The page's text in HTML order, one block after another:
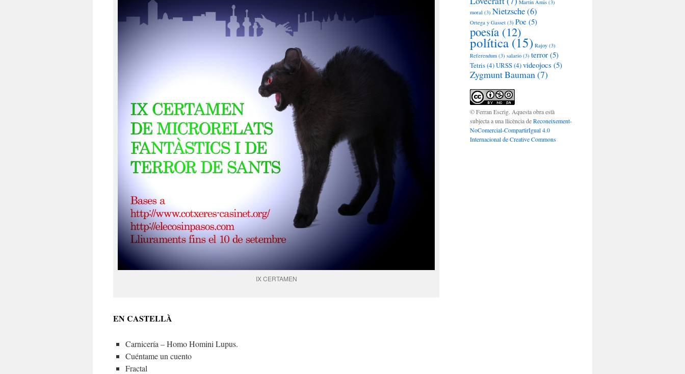
IX CERTAMEN
EN CASTELLÀ
Carnicería – Homo Homini Lupus.
Cuéntame un cuento
Fractal
Martin Amis (3)
moral (3) Nietzsche(6)
Ortega y Gasset (3) Poe (5)
poesía (12)
política (15) Rajoy (3)
Referendum (3) salario (3) terror (5)
Tetris(4)URSS(4)videojocs (5)
Zygmunt Bauman(7)
© Ferran Escrig. Aquesta obra està
subjecta a una llicència deReconeixement-
NoComercial-CompartirIgual 4.0
Internacional de Creative Commons